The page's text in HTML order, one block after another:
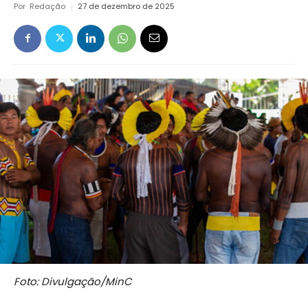
Amazônia
Por Redação 27 de dezembro de 2025
Foto: Divulgação/MinC